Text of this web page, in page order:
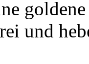
und